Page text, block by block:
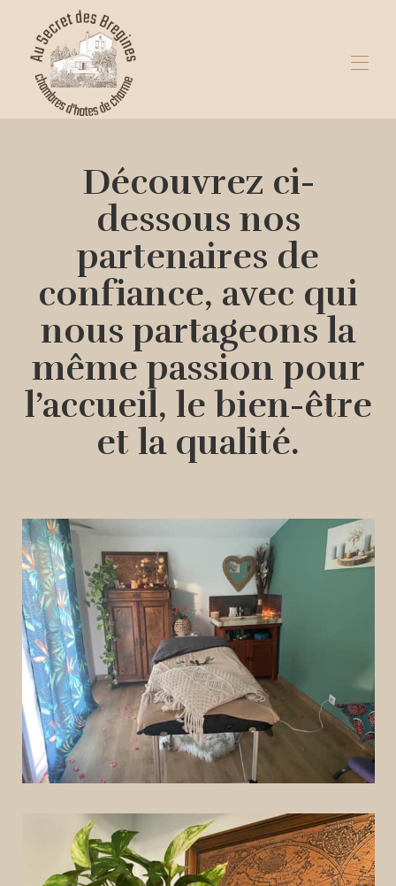
Crea, celebra, ricaricati
Cosa fare a Béziers e nei dintorni?
Tutte le proprietà ▾
Contattaci
Découvrez ci-
dessous nos
partenaires de
confiance, avec qui
nous partageons la
même passion pour
l’accueil, le bien-être
et la qualité.